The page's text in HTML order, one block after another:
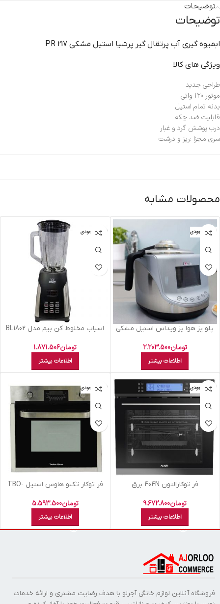
توضیحات
توضیحات
ابميوه گيري آب پرتقال گير پرشيا استيل مشکي PR 217
ویژگی های کالا
طراحی جدید
موتور 120 واتی
بدنه تمام استیل
قابلیت ضد چکه
درب پوشش گرد و غبار
سری مجزا :ریز و درشت
محصولات مشابه
اتمام موجودی
پلو پز هوا پز ويداس استيل مشکي
تومان2.203.500
اطلاعات بیشتر
اتمام موجودی
اسياب مخلوط کن بيم مدل BL1802
تومان1.871.506
اطلاعات بیشتر
اتمام موجودی
فر توکارالتون 404N برق
تومان9.672.800
اطلاعات بیشتر
اتمام موجودی
فر توکار تکنو هاوس استيل TBO-
تومان5.593.500
اطلاعات بیشتر
فروشگاه آنلاین لوازم خانگی آجرلو با هدف رضایت مشتری و ارائه خدمات